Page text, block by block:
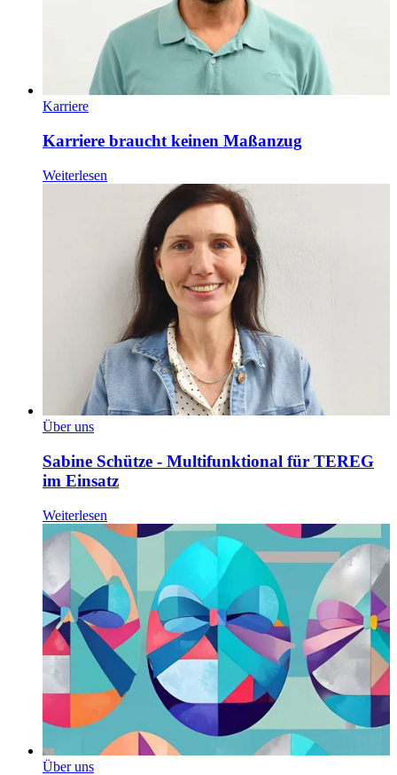
Karriere
Karriere braucht keinen Maßanzug
Weiterlesen
Über uns
Sabine Schütze - Multifunktional für TEREG
im Einsatz
Weiterlesen
Über uns